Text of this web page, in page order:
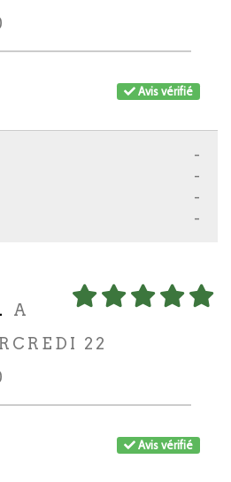
Avis vérifié
-
-
-
-
A
22
Avis vérifié